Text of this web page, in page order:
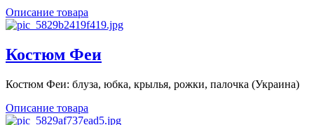
Описание товара
Костюм Феи
Костюм Феи: блуза, юбка, крылья, рожки, палочка (Украина)
Описание товара